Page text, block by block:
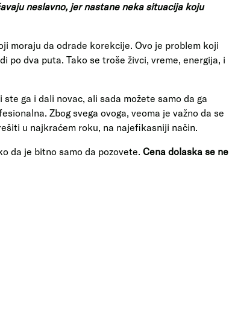
neslavno, jer nastane neka situacija koju
moraju da odrade korekcije. Ovo je problem koji
po dva puta. Tako se troše živci, vreme, energija, i
ga i dali novac, ali sada možete samo da ga
Zbog svega ovoga, veoma je važno da se
u najkraćem roku, na najefikasniji način.
da je bitno samo da pozovete. Cena dolaska se ne